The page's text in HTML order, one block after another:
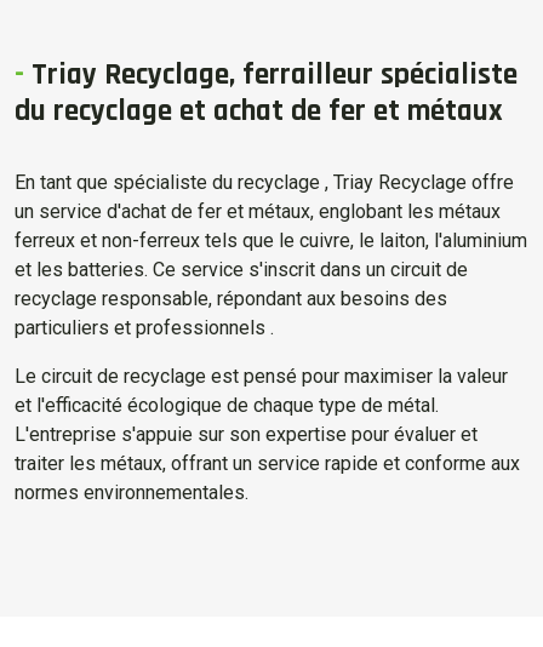
- Triay Recyclage, ferrailleur spécialiste
du recyclage et achat de fer et métaux
En tant que spécialiste du recyclage , Triay Recyclage offre
un service d'achat de fer et métaux, englobant les métaux
ferreux et non-ferreux tels que le cuivre, le laiton, l'aluminium
et les batteries. Ce service s'inscrit dans un circuit de
recyclage responsable, répondant aux besoins des
particuliers et professionnels .
Le circuit de recyclage est pensé pour maximiser la valeur
et l'efficacité écologique de chaque type de métal.
L'entreprise s'appuie sur son expertise pour évaluer et
traiter les métaux, offrant un service rapide et conforme aux
normes environnementales.